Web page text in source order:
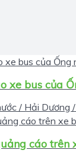
xe bus của
/ Hải
cáo